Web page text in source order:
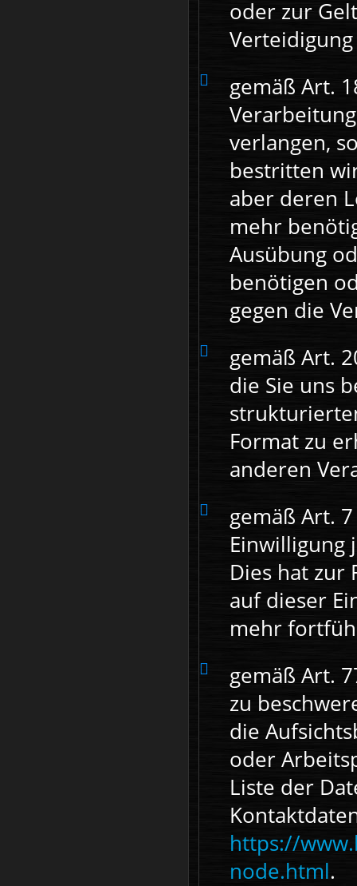
oder zur
gemäß Art.
verlangen,
bestritten
aber deren
mehr
Ausübung
benötigen
gegen die
gemäß Art.
die Sie uns
Format zu
anderen
gemäß Art.
Einwilligung
Dies hat zur
auf dieser
mehr
gemäß Art.
zu
die
oder
Liste der
https://
node.html.